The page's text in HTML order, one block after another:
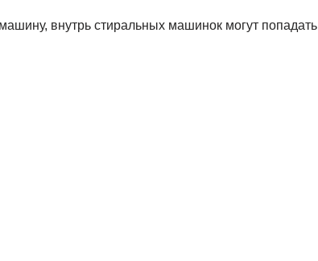
внутрь стиральных машинок могут попадать